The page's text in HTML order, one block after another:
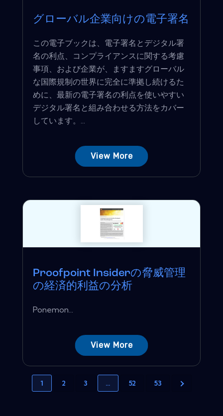
グローバル企業向けの電子署名
この電子ブックは、電子署名とデジタル署
名の利点、コンプライアンスに関する考慮
事項、および企業が、ますますグローバル
な国際規制の世界に完全に準拠し続けるた
めに、最新の電子署名の利点を使いやすい
デジタル署名と組み合わせる方法をカバー
しています。...
View More
Proofpoint Insiderの脅威管理
の経済的利益の分析
Ponemon...
View More
1 2 3 … 52 53